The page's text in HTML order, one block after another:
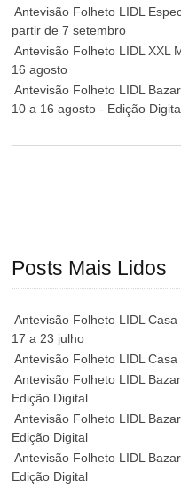
Antevisão Folheto LIDL
partir de 7 setembro
Antevisão Folheto LIDL XXL
16 agosto
Antevisão Folheto LIDL
10 a 16 agosto - Edição
Posts Mais Lidos
Antevisão Folheto LIDL
17 a 23 julho
Antevisão Folheto LIDL
Antevisão Folheto LIDL
Edição Digital
Antevisão Folheto LIDL
Edição Digital
Antevisão Folheto LIDL
Edição Digital